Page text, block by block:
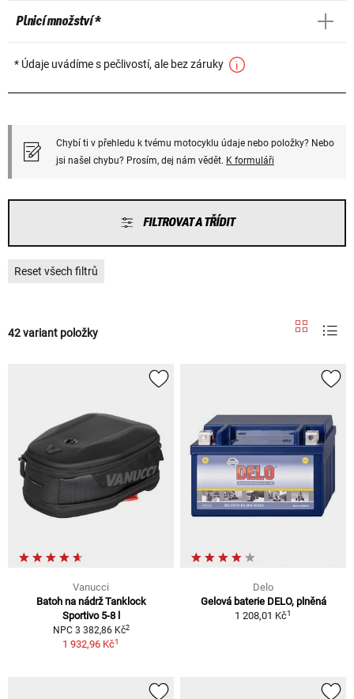
Plnicí množství *
* Údaje uvádíme s pečlivostí, ale bez záruky
Chybí ti v přehledu k tvému motocyklu údaje nebo položky? Nebo
jsi našel chybu? Prosím, dej nám vědět. K formuláři
FILTROVAT A TŘÍDIT
Reset všech filtrů
42 variant položky
Vanucci
Batoh na nádrž Tanklock
Sportivo 5-8 l
NPC 3 382,86 Kč2
1 932,96 Kč1
Delo
Gelová baterie DELO, plněná
1 208,01 Kč1